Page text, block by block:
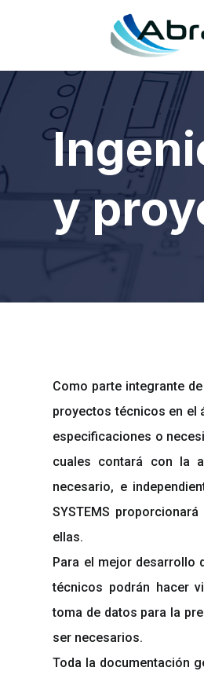
y
Como parte integrante
proyectos técnicos en el
especificaciones o
cuales contará con la
necesario, e
SYSTEMS
ellas.
Para el mejor desarrollo
técnicos podrán hacer
toma de datos para la
ser necesarios.
Toda la documentación